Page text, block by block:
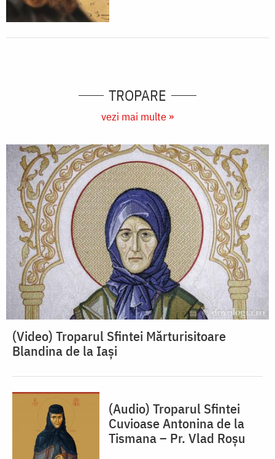
TROPARE
vezi mai multe »
(Video) Troparul Sfintei Mărturisitoare
Blandina de la Iași
(Audio) Troparul Sfintei
Cuvioase Antonina de la
Tismana – Pr. Vlad Roșu